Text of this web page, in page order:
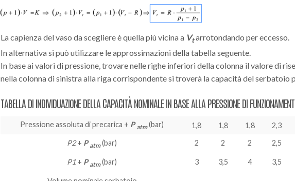
La capienza del vaso da scegliere è quella più vicina a Vtarrotondando per eccesso.
In alternativa si può utilizzare le approssimazioni della tabella seguente.
In base ai valori di pressione, trovare nelle righe inferiori della colonna il valore di
nella colonna di sinistra alla riga corrispondente si troverà la capacità del serbatoio
TABELLA DI INDIVIDUAZIONE DELLA CAPACITÀ NOMINALE IN BASE ALLA PRESSIONE DI
Pressione assoluta di precarica + Patm (bar) 1,8 1,8 1,8 2,3
P2+ Patm (bar) 2 2 2 2,5
P1 + Patm (bar) 3 3,5 4 3,5